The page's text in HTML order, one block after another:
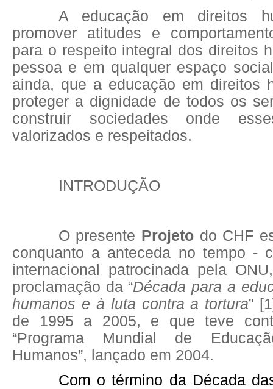
A educação em direitos
promover atitudes e
para o respeito integral dos direitos
pessoa e em qualquer espaço
ainda, que a educação em direitos
proteger a dignidade de todos os
construir sociedades onde
valorizados e respeitados.
INTRODUÇÃO
O presente Projetodo CHF
conquanto a anteceda no tempo -
internacional patrocinada pela
proclamação da “Década para a
humanos e à luta contra a tortura”
de 1995 a 2005, e que teve
“Programa Mundial de
Humanos”, lançado em 2004.
Com o término da Década